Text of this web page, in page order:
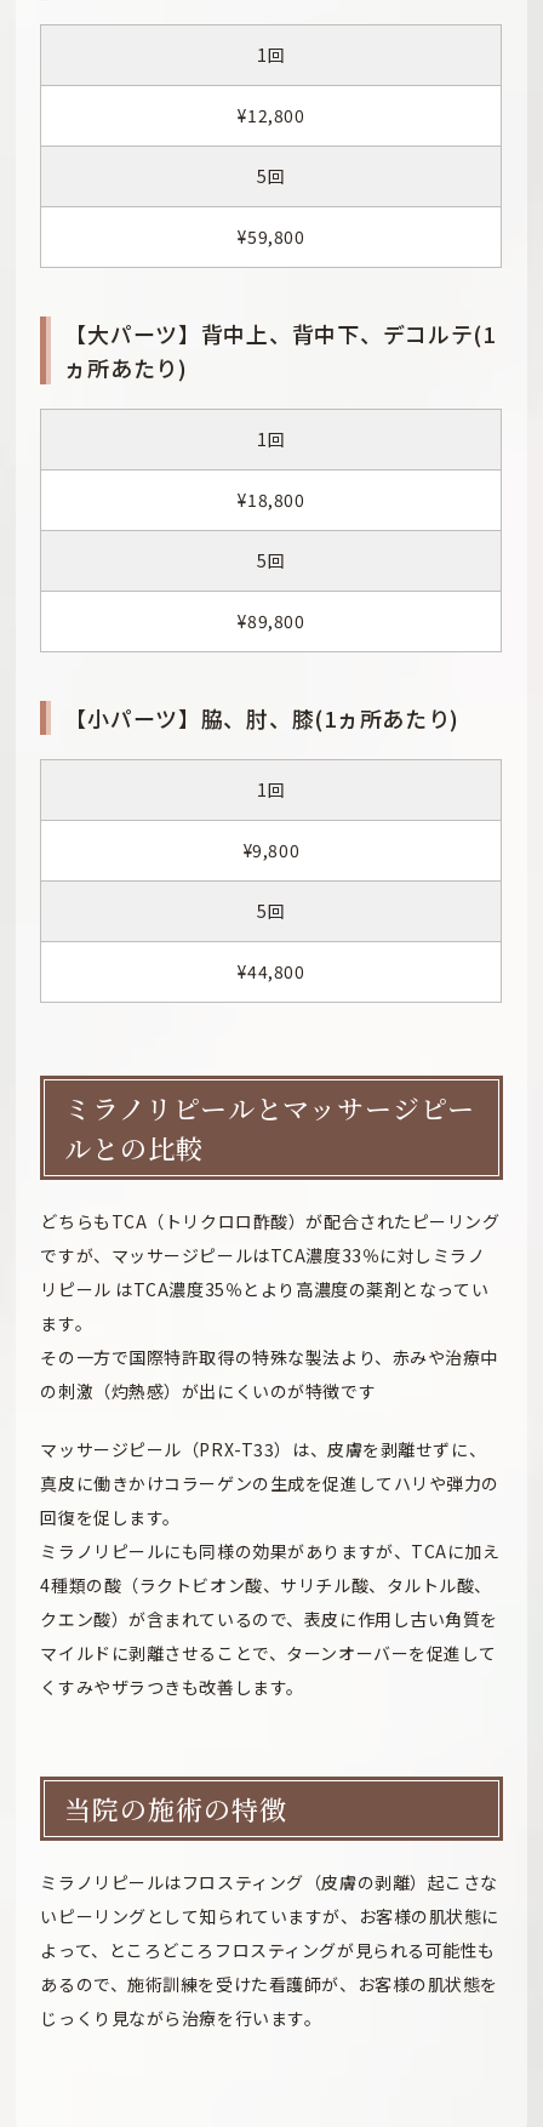
1回
¥12,800
5回
¥59,800
【大パーツ】背中上、背中下、デコルテ(1
ヵ所あたり)
1回
¥18,800
5回
¥89,800
【小パーツ】脇、肘、膝(1ヵ所あたり)
1回
¥9,800
5回
¥44,800
ミラノリピールとマッサージピー
ルとの比較
どちらもTCA（トリクロロ酢酸）が配合されたピーリング
ですが、マッサージピールはTCA濃度33％に対しミラノ
リピール はTCA濃度35％とより高濃度の薬剤となってい
ます。
その一方で国際特許取得の特殊な製法より、赤みや治療中
の刺激（灼熱感）が出にくいのが特徴です
マッサージピール（PRX-T33）は、皮膚を剥離せずに、
真皮に働きかけコラーゲンの生成を促進してハリや弾力の
回復を促します。
ミラノリピールにも同様の効果がありますが、TCAに加え
4種類の酸（ラクトビオン酸、サリチル酸、タルトル酸、
クエン酸）が含まれているので、表皮に作用し古い角質を
マイルドに剥離させることで、ターンオーバーを促進して
くすみやザラつきも改善します。
当院の施術の特徴
ミラノリピールはフロスティング（皮膚の剥離）起こさな
いピーリングとして知られていますが、お客様の肌状態に
よって、ところどころフロスティングが見られる可能性も
あるので、施術訓練を受けた看護師が、お客様の肌状態を
じっくり見ながら治療を行います。